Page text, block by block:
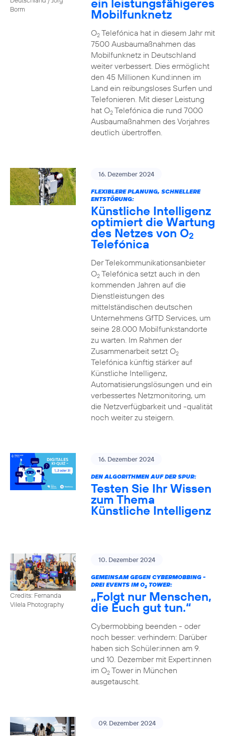
Borm
ein leistungsfähigeres
Mobilfunknetz
O2Telefónica hat in diesem Jahr mit
7500 Ausbaumaßnahmen das
Mobilfunknetz in Deutschland
weiter verbessert. Dies ermöglicht
den 45 Millionen Kund:innen im
Land ein reibungsloses Surfen und
Telefonieren. Mit dieser Leistung
hat O2Telefónica die rund 7000
Ausbaumaßnahmen des Vorjahres
deutlich übertroffen.
16. Dezember 2024
FLEXIBLERE PLANUNG, SCHNELLERE
ENTSTÖRUNG:
Künstliche Intelligenz
optimiert die Wartung
des Netzes von O2
Telefónica
Der Telekommunikationsanbieter
O2Telefónica setzt auch in den
kommenden Jahren auf die
Dienstleistungen des
mittelständischen deutschen
Unternehmens GfTD Services, um
seine 28.000 Mobilfunkstandorte
zu warten. Im Rahmen der
Zusammenarbeit setzt O2
Telefónica künftig stärker auf
Künstliche Intelligenz,
Automatisierungslösungen und ein
verbessertes Netzmonitoring, um
die Netzverfügbarkeit und -qualität
noch weiter zu steigern.
16. Dezember 2024
DEN ALGORITHMEN AUF DER SPUR:
Testen Sie Ihr Wissen
zum Thema
Künstliche Intelligenz
Credits: Fernanda
Vilela Photography
10. Dezember 2024
GEMEINSAM GEGEN CYBERMOBBING -
DREI EVENTS IM O2TOWER:
„Folgt nur Menschen,
die Euch gut tun.“
Cybermobbing beenden - oder
noch besser: verhindern: Darüber
haben sich Schüler:innen am 9.
und 10. Dezember mit Expert:innen
im O2Tower in München
ausgetauscht.
09. Dezember 2024